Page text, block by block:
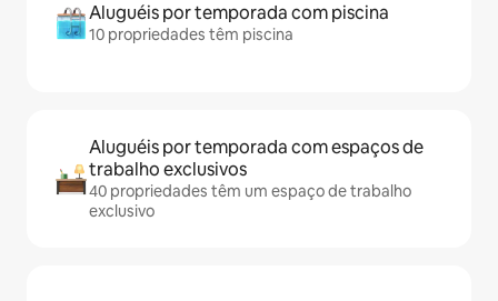
Aluguéis por temporada com piscina
10 propriedades têm piscina
Aluguéis por temporada com espaços de
trabalho exclusivos
40 propriedades têm um espaço de trabalho
exclusivo